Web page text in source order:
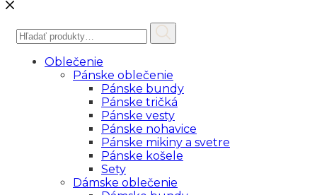
Hľadať:
Oblečenie
Pánske oblečenie
Pánske bundy
Pánske tričká
Pánske vesty
Pánske nohavice
Pánske mikiny a svetre
Pánske košele
Sety
Dámske oblečenie